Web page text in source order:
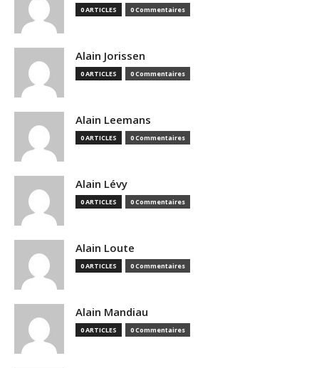
0 ARTICLES 0 Commentaires
Alain Jorissen
0 ARTICLES 0 Commentaires
Alain Leemans
0 ARTICLES 0 Commentaires
Alain Lévy
0 ARTICLES 0 Commentaires
Alain Loute
0 ARTICLES 0 Commentaires
Alain Mandiau
0 ARTICLES 0 Commentaires